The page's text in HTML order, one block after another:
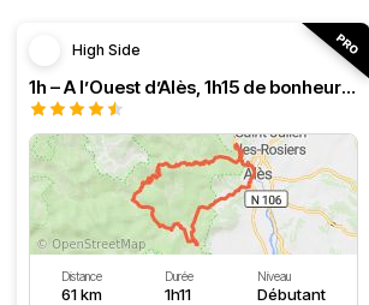
High Side
1h – A l’Ouest d’Alès, 1h15 de bonheur (HSRF23)
Distance
61 km
Durée
1h11
Niveau
Débutant